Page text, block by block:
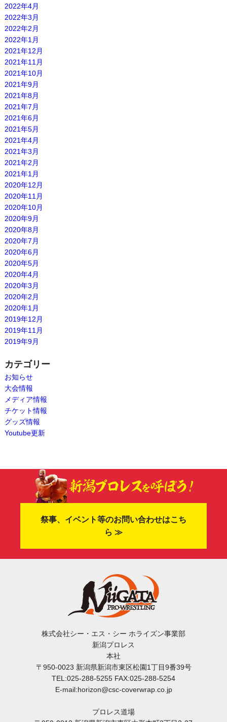
2022年4月
2022年3月
2022年2月
2022年1月
2021年12月
2021年11月
2021年10月
2021年9月
2021年8月
2021年7月
2021年6月
2021年5月
2021年4月
2021年3月
2021年2月
2021年1月
2020年12月
2020年11月
2020年10月
2020年9月
2020年8月
2020年7月
2020年6月
2020年5月
2020年4月
2020年3月
2020年2月
2020年1月
2019年12月
2019年11月
2019年9月
カテゴリー
お知らせ
大会情報
メディア情報
チケット情報
グッズ情報
Youtube更新
祭事、イベント等のお問い合わせはこち
ら ≫
株式会社シー・エス・シー ホライズン事業部
新潟プロレス
本社
〒950-0023 新潟県新潟市東区松園1丁目9番39号
TEL:025-288-5255 FAX:025-288-5254
E-mail:horizon@csc-coverwrap.co.jp
プロレス道場